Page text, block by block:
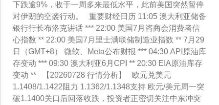
下跌逾9%，收于一周多来最低水平，此前美国突然暂停
对伊朗的空袭行动。 重要财经日历 11:05 澳大利亚储备
银行行长布洛克讲话 *** 22:00 美国7月咨商会消费者信
心指数 ** 22:00 美国7月里士满联储制造业指数 ** 7月29
日（GMT+8） 微软、Meta公布财报 *** 04:30 API原油库
存变动 *** 09:30 澳大利亚6月CPI ** 20:30 EIA原油库存
变动 ** 【20260728 行情分析】 欧元兑美元
1.1408/1.1422阻力 1.1362/1.1348支持 欧元/美元周一突
破1.1400关口后回落收跌，投资者正密切关注中东冲突